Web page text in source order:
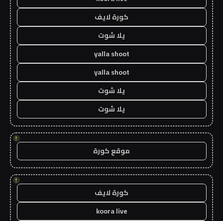
كورة لايف
يلا شوت
yalla shoot
yalla shoot
يلا شوت
يلا شوت
!
موقع كورة
!
كورة لايف
koora live